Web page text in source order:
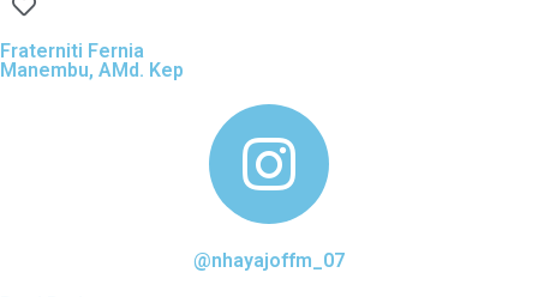
Fraterniti Fernia
Manembu, AMd. Kep
@nhayajoffm_07